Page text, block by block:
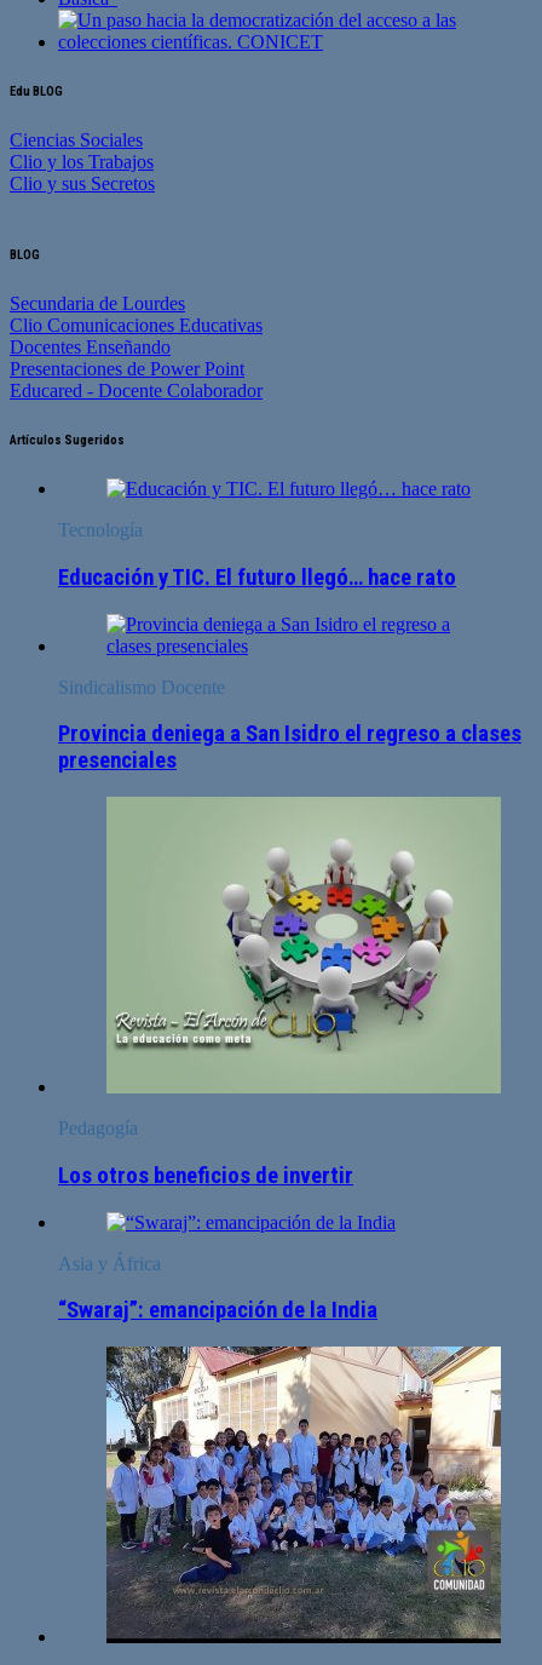
Edu BLOG
Ciencias Sociales
Clio y los Trabajos
Clio y sus Secretos
BLOG
Secundaria de Lourdes
Clio Comunicaciones Educativas
Docentes Enseñando
Presentaciones de Power Point
Educared - Docente Colaborador
Artículos Sugeridos
Tecnología
Educación y TIC. El futuro llegó… hace rato
Sindicalismo Docente
Provincia deniega a San Isidro el regreso a clases
presenciales
Pedagogía
Los otros beneficios de invertir
Asia y África
“Swaraj”: emancipación de la India